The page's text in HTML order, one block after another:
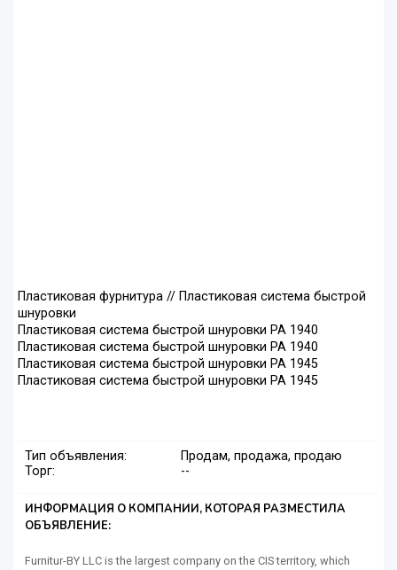
Пластиковая фурнитура // Пластиковая система быстрой
шнуровки
Пластиковая система быстрой шнуровки РА 1940
Пластиковая система быстрой шнуровки РА 1940
Пластиковая система быстрой шнуровки РА 1945
Пластиковая система быстрой шнуровки РА 1945
Тип объявления:
Продам, продажа, продаю
Торг:
--
ИНФОРМАЦИЯ О КОМПАНИИ, КОТОРАЯ РАЗМЕСТИЛА
ОБЪЯВЛЕНИЕ:
Furnitur-BY LLC is the largest company on the CIS territory, which